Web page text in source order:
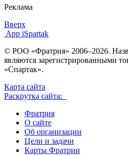
Реклама
Вверх
App iSpartak
© РОО «Фратрия» 2006–2026.
являются зарегистрированными
«Спартак».
Карта сайта
Раскрутка сайта:
Фратрия
О сайте
Об организации
Цели и задачи
Карты Фратрии